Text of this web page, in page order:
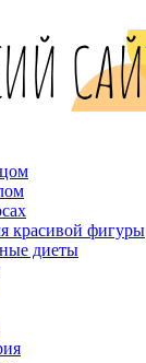
красивой фигуры
диеты